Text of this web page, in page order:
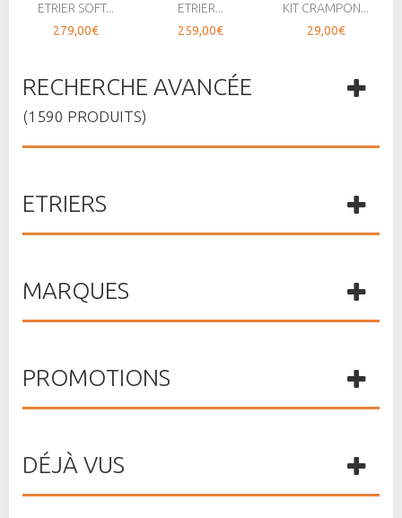
ETRIER SOFT...
279,00€
ETRIER...
259,00€
KIT CRAMPON...
29,00€
RECHERCHE AVANCÉE
(1590 PRODUITS)
ETRIERS
MARQUES
PROMOTIONS
DÉJÀ VUS